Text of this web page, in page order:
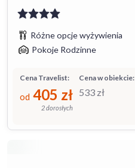
Różne opcje wyżywienia
Pokoje Rodzinne
Cena w obiekcie:
533 zł
Cena Travelist:
od 405 zł
2 dorosłych